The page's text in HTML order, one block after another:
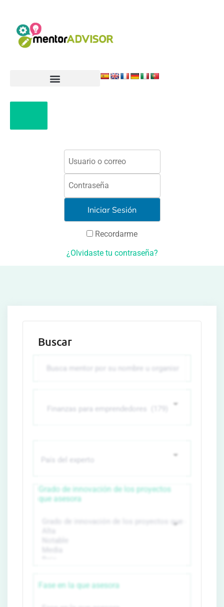
Recordarme
¿Olvidaste tu contraseña?
Buscar
Grado de innovación de los proyectos
que asesora
Fase en la que asesora